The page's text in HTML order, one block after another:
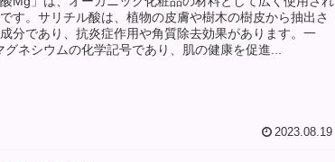
す。サリチル酸は、植物の皮膚や樹木の樹皮から抽出さ
分であり、抗炎症作用や角質除去効果があります。一
グネシウムの化学記号であり、肌の健康を促進...
2023.08.19